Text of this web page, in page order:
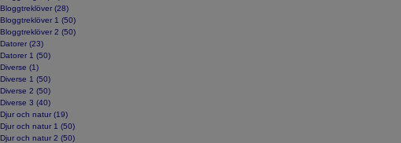
Bloggtreklöver (28)
Bloggtreklöver 1 (50)
Bloggtreklöver 2 (50)
Datorer (23)
Datorer 1 (50)
Diverse (1)
Diverse 1 (50)
Diverse 2 (50)
Diverse 3 (40)
Djur och natur (19)
Djur och natur 1 (50)
Djur och natur 2 (50)